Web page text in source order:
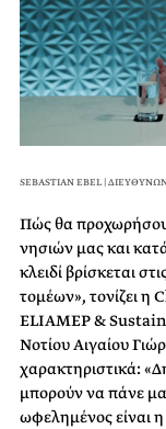
SEBASTIAN EBEL |
Πώς θα
νησιών μας και
κλειδί βρίσκεται
τομέων», τονίζει
ELIAMEP &
Νοτίου Αιγαίου
χαρακτηριστικά:
μπορούν να πάνε
ωφελημένος είναι η